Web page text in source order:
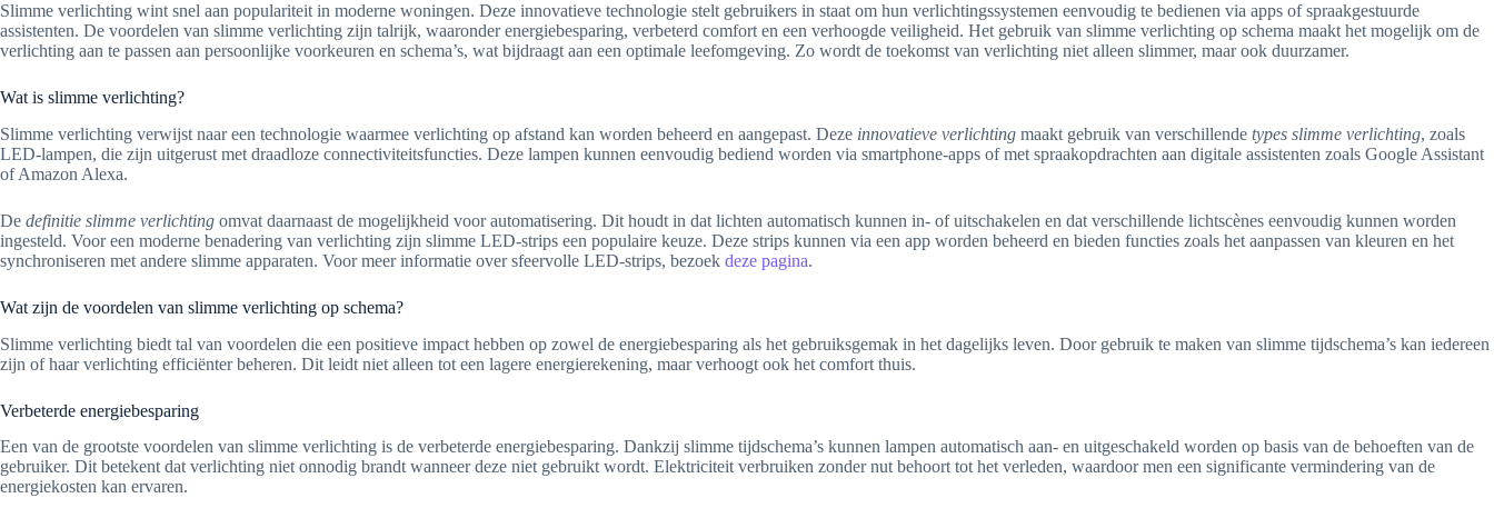
Slimme verlichting wint snel aan populariteit in moderne woningen. Deze innovatieve technologie stelt gebruikers in staat om hun verlichtingssystemen eenvoudig te bedienen via apps of spraakgestuurde
assistenten. De voordelen van slimme verlichting zijn talrijk, waaronder energiebesparing, verbeterd comfort en een verhoogde veiligheid. Het gebruik van slimme verlichting op schema maakt het mogelijk om de
verlichting aan te passen aan persoonlijke voorkeuren en schema’s, wat bijdraagt aan een optimale leefomgeving. Zo wordt de toekomst van verlichting niet alleen slimmer, maar ook duurzamer.
Wat is slimme verlichting?
Slimme verlichting verwijst naar een technologie waarmee verlichting op afstand kan worden beheerd en aangepast. Deze innovatieve verlichting maakt gebruik van verschillende types slimme verlichting, zoals
LED-lampen, die zijn uitgerust met draadloze connectiviteitsfuncties. Deze lampen kunnen eenvoudig bediend worden via smartphone-apps of met spraakopdrachten aan digitale assistenten zoals Google Assistant
of Amazon Alexa.
De definitie slimme verlichting omvat daarnaast de mogelijkheid voor automatisering. Dit houdt in dat lichten automatisch kunnen in- of uitschakelen en dat verschillende lichtscènes eenvoudig kunnen worden
ingesteld. Voor een moderne benadering van verlichting zijn slimme LED-strips een populaire keuze. Deze strips kunnen via een app worden beheerd en bieden functies zoals het aanpassen van kleuren en het
synchroniseren met andere slimme apparaten. Voor meer informatie over sfeervolle LED-strips, bezoek deze pagina.
Wat zijn de voordelen van slimme verlichting op schema?
Slimme verlichting biedt tal van voordelen die een positieve impact hebben op zowel de energiebesparing als het gebruiksgemak in het dagelijks leven. Door gebruik te maken van slimme tijdschema’s kan iedereen
zijn of haar verlichting efficiënter beheren. Dit leidt niet alleen tot een lagere energierekening, maar verhoogt ook het comfort thuis.
Verbeterde energiebesparing
Een van de grootste voordelen van slimme verlichting is de verbeterde energiebesparing. Dankzij slimme tijdschema’s kunnen lampen automatisch aan- en uitgeschakeld worden op basis van de behoeften van de
gebruiker. Dit betekent dat verlichting niet onnodig brandt wanneer deze niet gebruikt wordt. Elektriciteit verbruiken zonder nut behoort tot het verleden, waardoor men een significante vermindering van de
energiekosten kan ervaren.